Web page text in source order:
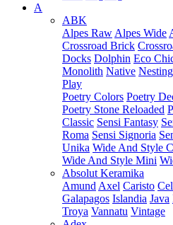
A
ABK
Alpes Raw Alpes Wide
Crossroad Brick
Docks Dolphin Eco
Monolith Native
Play
Poetry Colors Poetry
Poetry Stone Reloaded
Classic Sensi Fantasy
Roma Sensi Signoria
Unika Wide And Style
Wide And Style Mini
Absolut Keramika
Amund Axel Caristo
Galapagos Islandia Java
Troya Vannatu Vintage